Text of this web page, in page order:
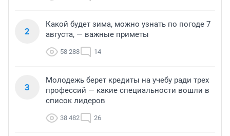
2
Какой будет зима, можно узнать по погоде 7
августа, — важные приметы
58 288 14
3
Молодежь берет кредиты на учебу ради трех
профессий — какие специальности вошли в
список лидеров
38 482 26